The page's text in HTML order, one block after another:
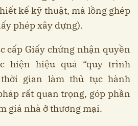
kế kỹ thuật, mà lồng ghép
phép xây dựng).
cấp Giấy chứng nhận quyền
hiện hiệu quả “quy trình
gian làm thủ tục hành
rất quan trọng, góp phần
giá nhà ở thương mại.